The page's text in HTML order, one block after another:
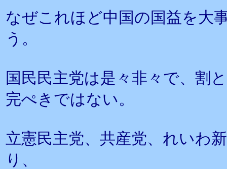
なぜこれほど中国の国益を大
う。
国民民主党は是々非々で、割
完ぺきではない。
立憲民主党、共産党、れいわ
り、